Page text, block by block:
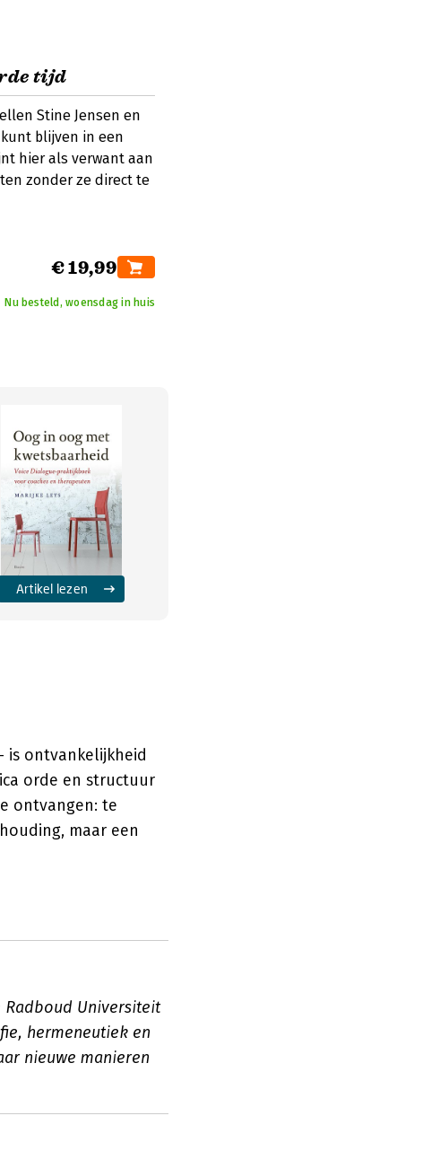
tijd
Stine Jensen en
blijven in een
hier als verwant aan
zonder ze direct te
€ 19,99
Nu besteld, woensdag in huis
Artikel lezen
is ontvankelijkheid
orde en structuur
ontvangen: te
maar een
Radboud Universiteit
hermeneutiek en
nieuwe manieren